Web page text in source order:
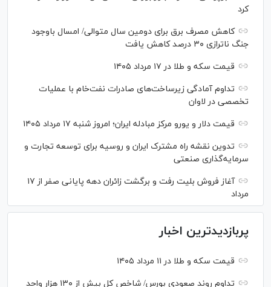
کرد
کاهش مصرف برق برای دومین سال متوالی/ امسال باوجود
جنگ ناترازی ۳۰ درصد کاهش یافت
قیمت سکه و طلا در ۱۷ مرداد ۱۴۰۵
تداوم آمادگی زیرساخت‌های صادرات نفت‌خام با عملیات
تخصصی در لاوان
قیمت دلار و یورو مرکز مبادله ایران؛ امروز شنبه ۱۷ مرداد ۱۴۰۵
تدوین نقشه راه مشترک ایران و روسیه برای توسعه تجارت و
سرمایه‌گذاری صنعتی
آغاز فروش بلیت رفت و برگشت زائران دهه پایانی صفر از ۱۷
مرداد
پربازدیدترین اخبار
قیمت سکه و طلا در ۱۱ مرداد ۱۴۰۵
تداوم روند صعودی بورس/ شاخص کل بیش از ۱۳۰ هزار واحد